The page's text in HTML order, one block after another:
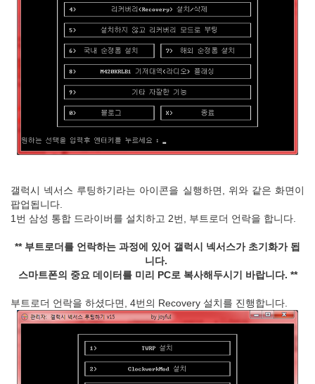
갤럭시 넥서스 루팅하기라는 아이콘을 실행하면, 위와 같은 화면이
팝업됩니다.
1번 삼성 통합 드라이버를 설치하고 2번, 부트로더 언락을 합니다.
** 부트로더를 언락하는 과정에 있어 갤럭시 넥서스가 초기화가 됩
니다.
스마트폰의 중요 데이터를 미리 PC로 복사해두시기 바랍니다. **
부트로더 언락을 하셨다면, 4번의 Recovery 설치를 진행합니다.